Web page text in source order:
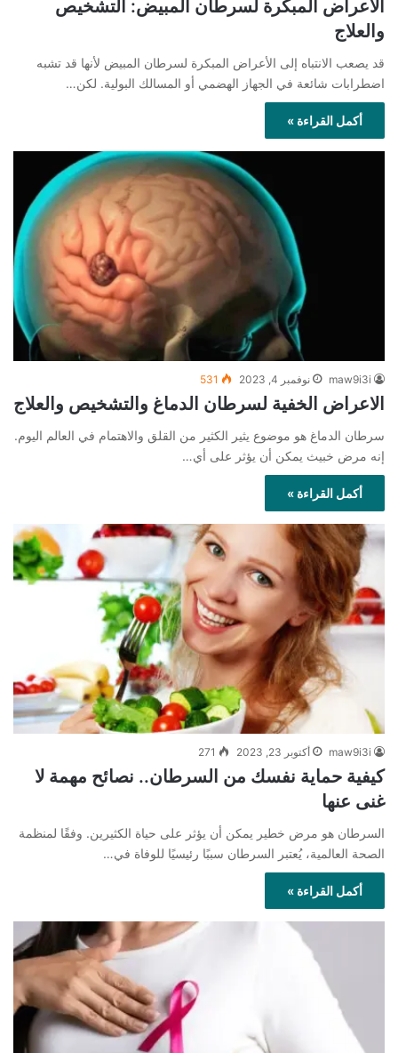
الأعراض المبكرة لسرطان المبيض: التشخيص
والعلاج
قد يصعب الانتباه إلى الأعراض المبكرة لسرطان المبيض لأنها قد تشبه
اضطرابات شائعة في الجهاز الهضمي أو المسالك البولية. لكن…
أكمل القراءة »
maw9i3i نوفمبر 4, 2023 531
الاعراض الخفية لسرطان الدماغ والتشخيص والعلاج
سرطان الدماغ هو موضوع يثير الكثير من القلق والاهتمام في العالم اليوم.
إنه مرض خبيث يمكن أن يؤثر على أي…
أكمل القراءة »
maw9i3i أكتوبر 23, 2023 271
كيفية حماية نفسك من السرطان.. نصائح مهمة لا
غنى عنها
السرطان هو مرض خطير يمكن أن يؤثر على حياة الكثيرين. وفقًا لمنظمة
الصحة العالمية، يُعتبر السرطان سببًا رئيسيًا للوفاة في…
أكمل القراءة »